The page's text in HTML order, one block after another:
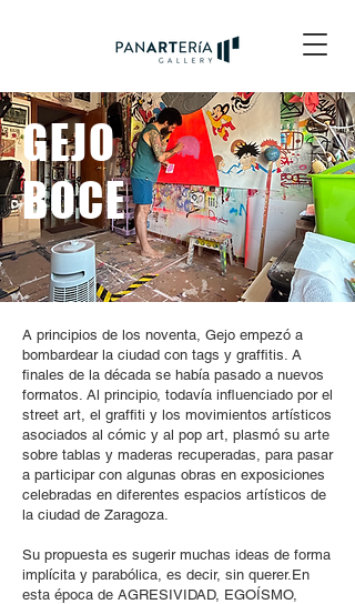
GEJO
BOCE
A principios de los noventa, Gejo empezó a
bombardear la ciudad con tags y graffitis. A
finales de la década se había pasado a nuevos
formatos. Al principio, todavía influenciado por el
street art, el graffiti y los movimientos artísticos
asociados al cómic y al pop art, plasmó su arte
sobre tablas y maderas recuperadas, para pasar
a participar con algunas obras en exposiciones
celebradas en diferentes espacios artísticos de
la ciudad de Zaragoza.
Su propuesta es sugerir muchas ideas de forma
implícita y parabólica, es decir, sin querer.En
esta época de AGRESIVIDAD, EGOÍSMO,